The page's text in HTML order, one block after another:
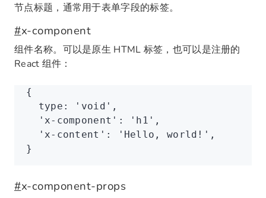
节点标题，通常用于表单字段的标签。
#x-component
组件名称。可以是原生 HTML 标签，也可以是注册的
React 组件：
{
  type
: 'void' ,
  'x-component'
: 'h1' ,
  'x-content'
: 'Hello, world!' ,
}
#x-component-props